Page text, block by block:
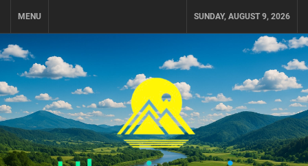
MENU SUNDAY, AUGUST 9, 2026